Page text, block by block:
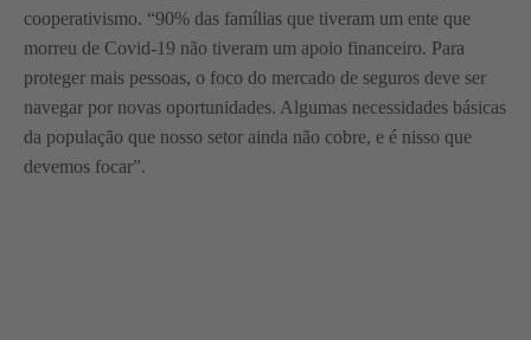
cooperativismo. “90% das famílias que tiveram um ente que
morreu de Covid-19 não tiveram um apoio financeiro. Para
proteger mais pessoas, o foco do mercado de seguros deve ser
navegar por novas oportunidades. Algumas necessidades básicas
da população que nosso setor ainda não cobre, e é nisso que
devemos focar”.